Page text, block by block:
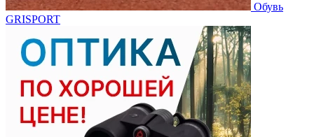
Обувь
GRISPORT